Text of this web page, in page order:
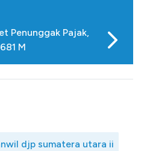
Penunggak Pajak,
M
djp sumatera utara ii